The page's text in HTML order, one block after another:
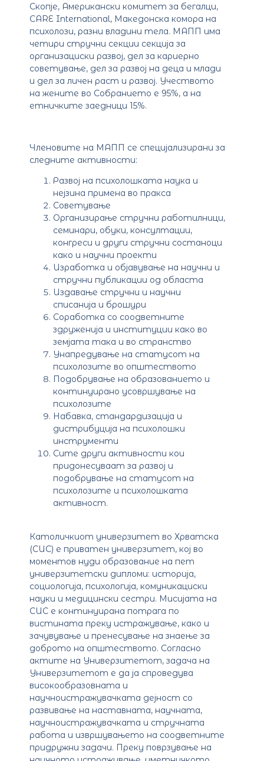
Скопје, Американски комитет за бегалци,
CARE International, Македонска комора на
психолози, разни владини тела. МАПП има
четири стручни секции секција за
организациски развој, дел за кариерно
советување, дел за развој на деца и млади
и дел за личен раст и развој. Учеството
на жените во Собранието е 95%, а на
етничките заедници 15%.
Членовите на МАПП се специјализирани за
следните активности:
Развој на психолошката наука и
нејзина примена во пракса
Советување
Организирање стручни работилници,
семинари, обуки, консултации,
конгреси и други стручни состаноци
како и научни проекти
Изработка и објавување на научни и
стручни публикации од областа
Издавање стручни и научни
списанија и брошури
Соработка со соодветните
здруженија и институции како во
земјата така и во странство
Унапредување на статусот на
психолозите во општеството
Подобрување на образованието и
континуирано усовршување на
психолозите
Набавка, стандардизација и
дистрибуција на психолошки
инструменти
Сите други активности кои
придонесуваат за развој и
подобрување на статусот на
психолозите и психолошката
активност.
Католичкиот универзитет во Хрватска
(CUC) е приватен универзитет, кој во
моментов нуди образование на пет
универзитетски дипломи: историја,
социологија, психологија, комуникациски
науки и медицински сестри. Мисијата на
CUC е континуирана потрага по
вистината преку истражување, како и
зачувување и пренесување на знаење за
доброто на општеството. Согласно
актите на Универзитетот, задача на
Универзитетот е да ја спроведува
високообразовната и
научноистражувачката дејност со
развивање на наставната, научната,
научноистражувачката и стручната
работа и извршувањето на соодветните
придружни задачи. Преку поврзување на